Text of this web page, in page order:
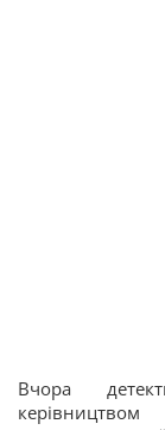
Вчора